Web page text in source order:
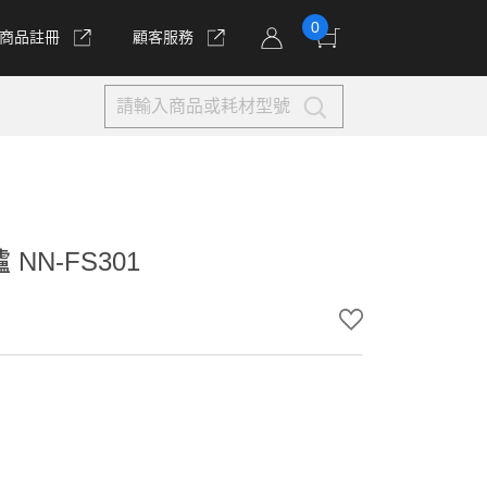
商品註冊 顧客服務
0
NN-FS301